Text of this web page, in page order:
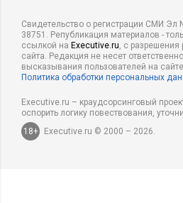
Свидетельство о регистрации СМИ Эл
38751. Републикация материалов -
ссылкой на Executive.ru, с разрешения
сайта. Редакция не несет
высказывания пользователей на
Политика обработки персональных
Executive.ru – краудсорсинговый
оспорить логику повествования,
18+
Executive.ru © 2000 – 2026.